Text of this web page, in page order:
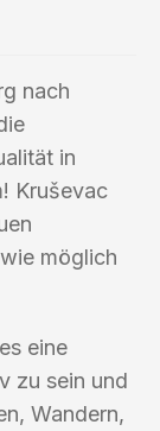
nach
in
Kruševac
möglich
eine
zu sein und
Wandern,